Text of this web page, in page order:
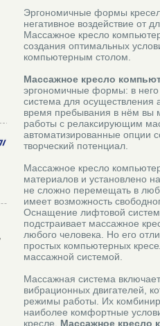
Эргономичные формы
негативное воздействие от
Массажное кресло
создания оптимальных
компьютерным столом.
Массажное кресло
эргономичные формы: в него
система для осуществления
время пребывания в нём вы
работы с релаксирующим
автоматизированные опции
творческий потенциал.
Массажное кресло
материалов и установлено
не сложно перемещать в
имеет возможность
Оснащение лифтовой
подстраивает массажное
любого человека. Но его
простых компьютерных
массажной системой.
Массажная система
вибрационных двигателей,
режимы работы. Их
наиболее комфортные
кресле. Массажное кресло